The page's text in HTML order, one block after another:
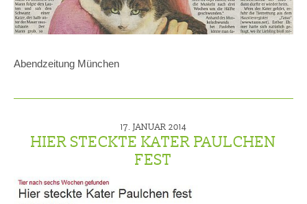
Abendzeitung München
17. JANUAR 2014
HIER STECKTE KATER PAULCHEN
FEST